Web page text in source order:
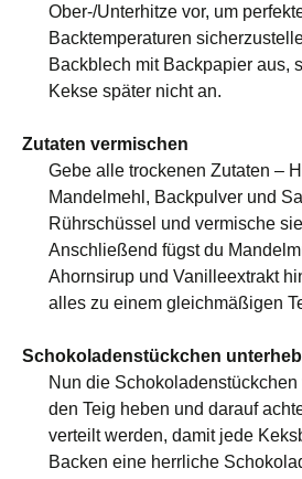
Ober-/Unterhitze vor, um
Backtemperaturen
Backblech mit Backpapier aus,
Kekse später nicht an.
Zutaten vermischen
Gebe alle trockenen Zutaten –
Mandelmehl, Backpulver und
Rührschüssel und vermische
Anschließend fügst du
Ahornsirup und Vanilleextrakt
alles zu einem gleichmäßigen
Schokoladenstückchen
Nun die
den Teig heben und darauf
verteilt werden, damit jede
Backen eine herrliche